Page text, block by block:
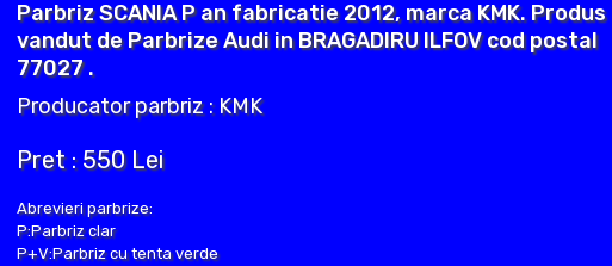
Parbriz SCANIA P an fabricatie 2012, marca KMK. Produs
vandut de Parbrize Audi in BRAGADIRU ILFOV cod postal
77027 .
Producator parbriz : KMK
Pret : 550 Lei
Abrevieri parbrize:
P:Parbriz clar
P+V:Parbriz cu tenta verde